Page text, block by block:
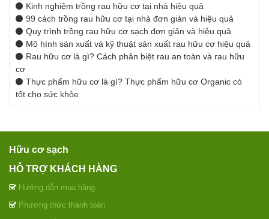
Kinh nghiệm trồng rau hữu cơ tại nhà hiệu quả
99 cách trồng rau hữu cơ tại nhà đơn giản và hiệu quả
Quy trình trồng rau hữu cơ sạch đơn giản và hiệu quả
Mô hình sản xuất và kỹ thuật sản xuất rau hữu cơ hiệu quả
Rau hữu cơ là gì? Cách phân biệt rau an toàn và rau hữu
cơ
Thực phẩm hữu cơ là gì? Thực phẩm hữu cơ Organic có
tốt cho sức khỏe
Hữu cơ sạch
HỖ TRỢ KHÁCH HÀNG
Hướng dẫn mua hàng
Phương thức thanh toán